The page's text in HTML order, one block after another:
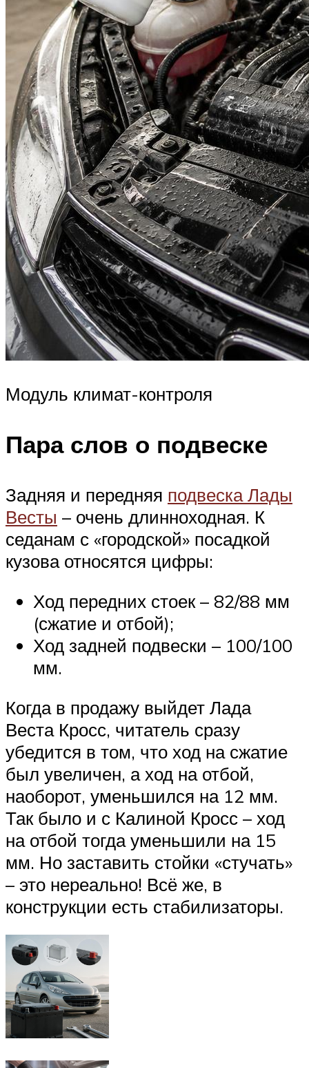
Модуль климат-контроля
Пара слов о подвеске
Задняя и передняя подвеска Лады
Весты – очень длинноходная. К
седанам с «городской» посадкой
кузова относятся цифры:
Ход передних стоек – 82/88 мм
(сжатие и отбой);
Ход задней подвески – 100/100
мм.
Когда в продажу выйдет Лада
Веста Кросс, читатель сразу
убедится в том, что ход на сжатие
был увеличен, а ход на отбой,
наоборот, уменьшился на 12 мм.
Так было и с Калиной Кросс – ход
на отбой тогда уменьшили на 15
мм. Но заставить стойки «стучать»
– это нереально! Всё же, в
конструкции есть стабилизаторы.